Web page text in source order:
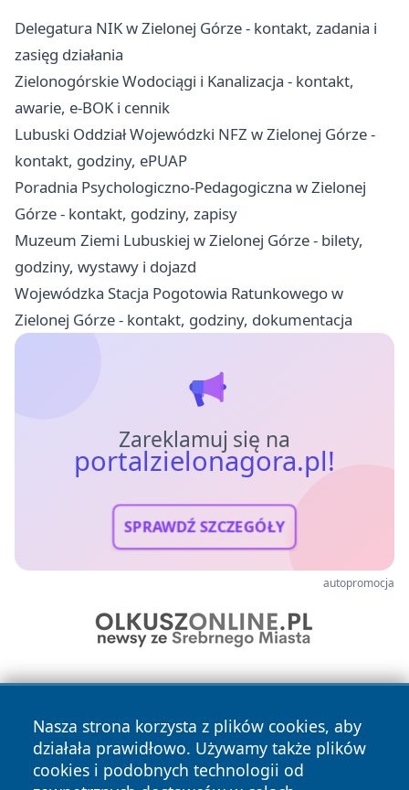
Delegatura NIK w Zielonej Górze - kontakt, zadania i
zasięg działania
Zielonogórskie Wodociągi i Kanalizacja - kontakt,
awarie, e-BOK i cennik
Lubuski Oddział Wojewódzki NFZ w Zielonej Górze -
kontakt, godziny, ePUAP
Poradnia Psychologiczno-Pedagogiczna w Zielonej
Górze - kontakt, godziny, zapisy
Muzeum Ziemi Lubuskiej w Zielonej Górze - bilety,
godziny, wystawy i dojazd
Wojewódzka Stacja Pogotowia Ratunkowego w
Zielonej Górze - kontakt, godziny, dokumentacja
Zareklamuj się na
portalzielonagora.pl!
SPRAWDŹ SZCZEGÓŁY
autopromocja
Nasza strona korzysta z plików cookies, aby
działała prawidłowo. Używamy także plików
cookies i podobnych technologii od